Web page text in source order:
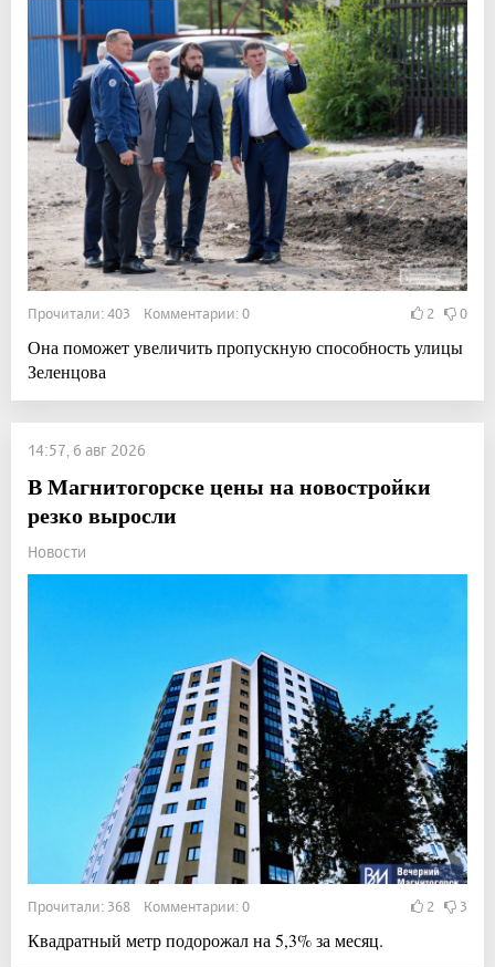
Прочитали: 403 Комментарии: 0 2 0
Она поможет увеличить пропускную способность улицы
Зеленцова
14:57, 6 авг 2026
В Магнитогорске цены на новостройки
резко выросли
Новости
Прочитали: 368 Комментарии: 0 2 3
Квадратный метр подорожал на 5,3% за месяц.